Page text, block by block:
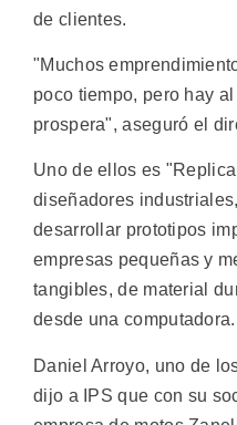
de clientes.
"Muchos
poco tiempo, pero hay
prospera", aseguró el
Uno de ellos es
diseñadores
desarrollar prototipos
empresas pequeñas y
tangibles, de material
desde una computadora.
Daniel Arroyo, uno de
dijo a IPS que con su